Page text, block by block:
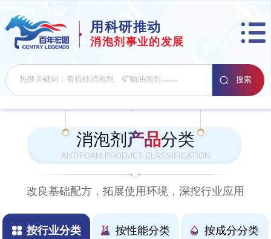
用科研推动
消泡剂事业的发展
消泡剂 产品分类
ANTIFOAM PRODUCT CLASSIFICATION
改良基础配方，拓展使用环境，深挖行业应用
按行业分类 按性能分类 按成分分类